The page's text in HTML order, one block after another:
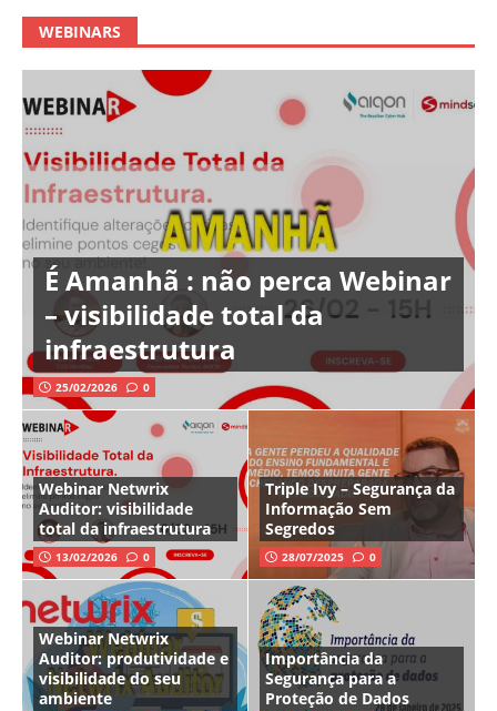
WEBINARS
É Amanhã : não perca Webinar
– visibilidade total da
infraestrutura
25/02/2026 0
Webinar Netwrix
Auditor: visibilidade
total da infraestrutura
13/02/2026 0
Triple Ivy – Segurança da
Informação Sem
Segredos
28/07/2025 0
Webinar Netwrix
Auditor: produtividade e
visibilidade do seu
ambiente
Importância da
Segurança para a
Proteção de Dados